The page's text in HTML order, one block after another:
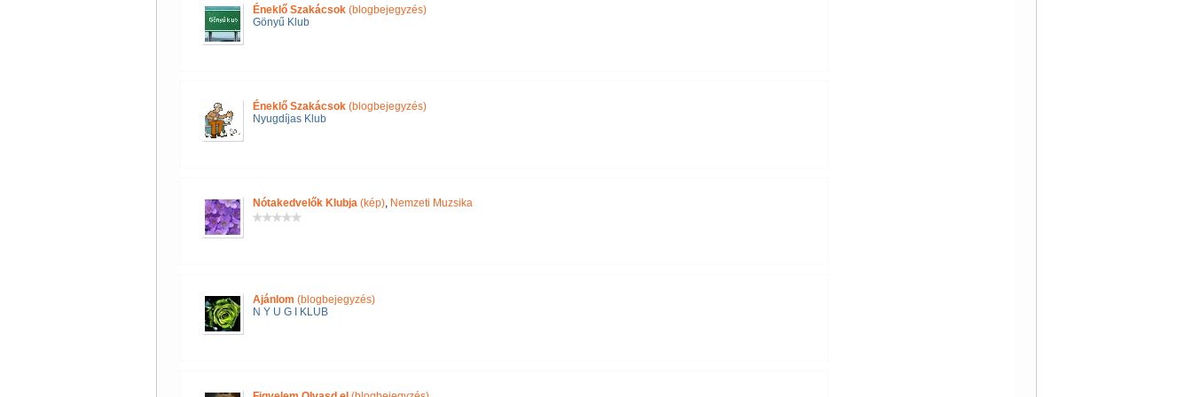
Éneklő Szakácsok(blogbejegyzés)
Gönyű Klub
Éneklő Szakácsok(blogbejegyzés)
Nyugdíjas Klub
Nótakedvelők Klubja(kép), Nemzeti Muzsika
Ajánlom (blogbejegyzés)
N Y U G I KLUB